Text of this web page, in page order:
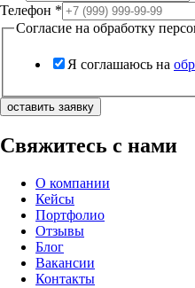
Телефон *
Согласие на обработку
Я соглашаюсь на
оставить заявку
Свяжитесь с нами
О компании
Кейсы
Портфолио
Отзывы
Блог
Вакансии
Контакты